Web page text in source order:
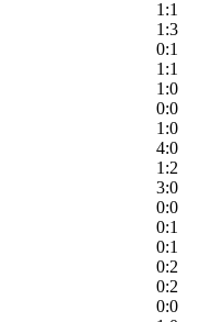
1:1
1:3
0:1
1:1
1:0
0:0
1:0
4:0
1:2
3:0
0:0
0:1
0:1
0:2
0:2
0:0